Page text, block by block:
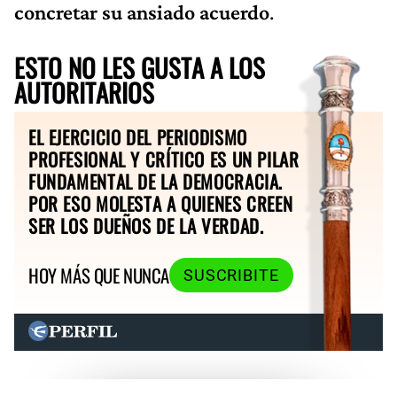
concretar su ansiado acuerdo.
ESTO NO LES GUSTA A LOS
AUTORITARIOS
EL EJERCICIO DEL PERIODISMO
PROFESIONAL Y CRÍTICO ES UN PILAR
FUNDAMENTAL DE LA DEMOCRACIA.
POR ESO MOLESTA A QUIENES CREEN
SER LOS DUEÑOS DE LA VERDAD.
HOY MÁS QUE NUNCA
SUSCRIBITE